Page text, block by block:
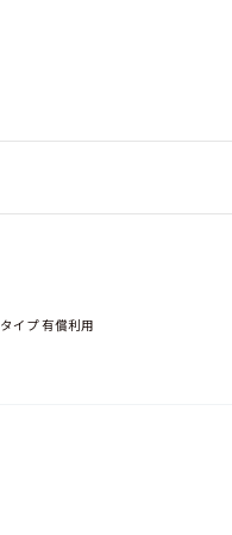
イプ 有償利用